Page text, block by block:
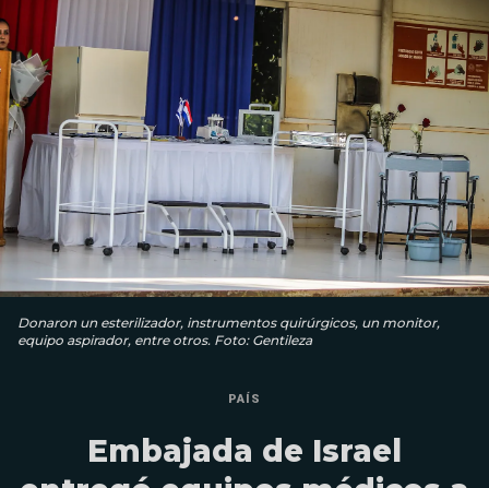
Donaron un esterilizador, instrumentos quirúrgicos, un monitor,
equipo aspirador, entre otros. Foto: Gentileza
PAÍS
Embajada de Israel